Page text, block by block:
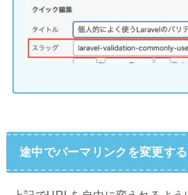
途中でパーマリンクを変更す